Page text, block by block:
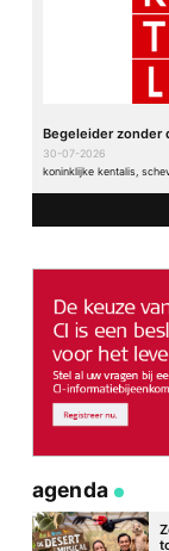
Begeleider zonder
30-07-2026
koninklijke kentalis,
agenda